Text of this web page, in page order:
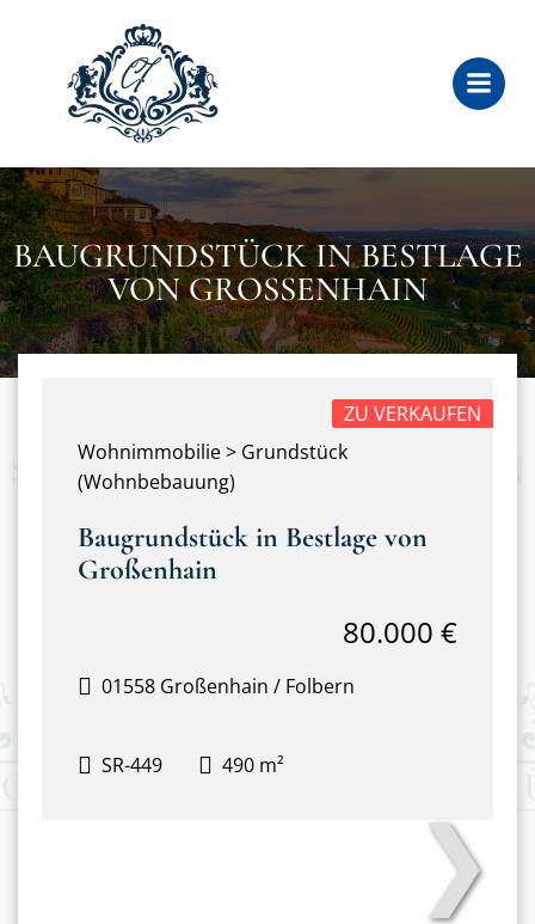
BAUGRUNDSTÜCK IN BESTLAGE
VON GROSSENHAIN
Wohnimmobilie > Grundstück
(Wohnbebauung)
ZU VERKAUFEN
Baugrundstück in Bestlage von
Großenhain
01558 Großenhain / Folbern
80.000 €
SR-449 490 m²
❯